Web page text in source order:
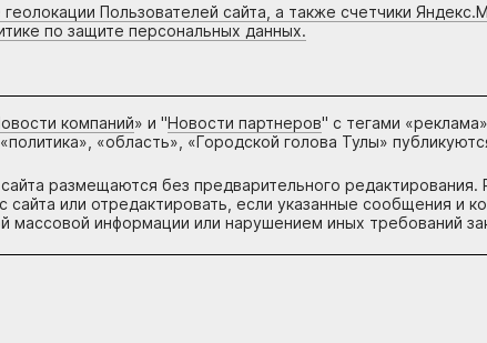
Пользователей сайта, а также счетчики
по защите персональных данных.
компаний» и "Новости партнеров" с тегами
«область», «Городской голова Тулы»
размещаются без предварительного редактирования.
сайта или отредактировать, если указанные сообщения и
массовой информации или нарушением иных требований